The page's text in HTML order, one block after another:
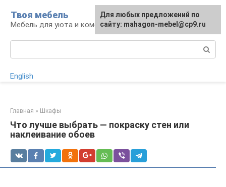
контенту
Твоя мебель
Мебель для уюта и комфорта
English
Главная » Шкафы
Что лучше выбрать — покраску стен или
наклеивание обоев
Для любых предложений по
сайту: mahagon-mebel@cp9.ru
Для любых предложений по
сайту: mahagon-mebel@cp9.ru